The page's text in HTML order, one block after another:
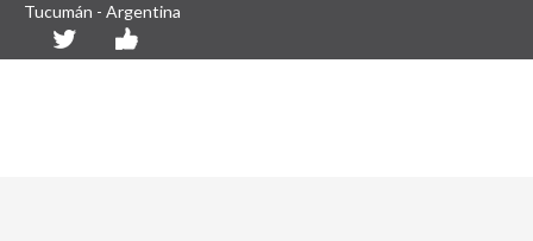
Tucumán - Argentina